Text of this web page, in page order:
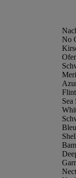
No
Flint
Sea